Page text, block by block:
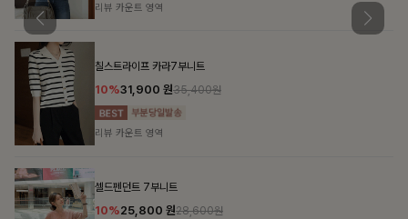
리뷰 카운트 영역
칠스트라이프 카라7부니트
10%31,900 원35,400원
리뷰 카운트 영역
셀드펜던트 7부니트
10%25,800 원28,600원